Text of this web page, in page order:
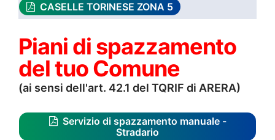
CASELLE TORINESE ZONA 5
Piani di spazzamento
del tuo Comune
(ai sensi dell'art. 42.1 del TQRIF di ARERA)
Servizio di spazzamento manuale -
Stradario